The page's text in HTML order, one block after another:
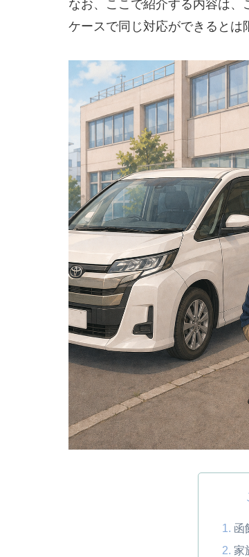
なお、ここで紹介する内容は
ケースで同じ対応ができるとは
函
家